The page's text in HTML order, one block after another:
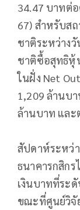
34.47 บาทต่
67) สำหรับส
ชาติระหว่าง
ชาติซื้อสุทธิหุ้
ในฝั่ง Net
1,209 ล้านบ
ล้านบาท และ
สัปดาห์ระหว่
ธนาคารกสิกร
เงินบาทที่ระ
ขณะที่ศูนย์วิจั